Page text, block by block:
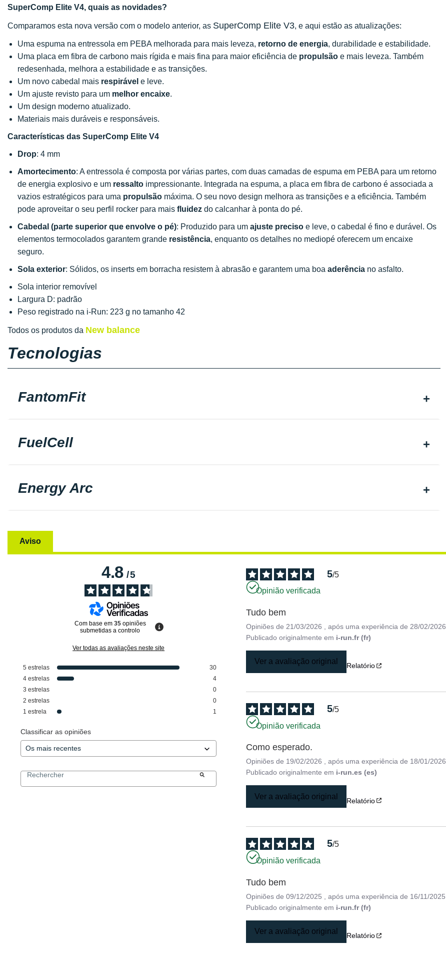
SuperComp Elite V4, quais as novidades?
Comparamos esta nova versão com o modelo anterior, as SuperComp Elite V3, e aqui estão as atualizações:
Uma espuma na entressola em PEBA melhorada para mais leveza, retorno de energia, durabilidade e estabilidade.
Uma placa em fibra de carbono mais rígida e mais fina para maior eficiência de propulsão e mais leveza. Também
redesenhada, melhora a estabilidade e as transições.
Um novo cabedal mais respirável e leve.
Um ajuste revisto para um melhor encaixe.
Um design moderno atualizado.
Materiais mais duráveis e responsáveis.
Características das SuperComp Elite V4
Drop: 4 mm
Amortecimento: A entressola é composta por várias partes, com duas camadas de espuma em PEBA para um retorno
de energia explosivo e um ressalto impressionante. Integrada na espuma, a placa em fibra de carbono é associada a
vazios estratégicos para uma propulsão máxima. O seu novo design melhora as transições e a eficiência. Também
pode aproveitar o seu perfil rocker para mais fluidez do calcanhar à ponta do pé.
Cabedal (parte superior que envolve o pé): Produzido para um ajuste preciso e leve, o cabedal é fino e durável. Os
elementos termocolados garantem grande resistência, enquanto os detalhes no mediopé oferecem um encaixe
seguro.
Sola exterior: Sólidos, os inserts em borracha resistem à abrasão e garantem uma boa aderência no asfalto.
Sola interior removível
Largura D: padrão
Peso registrado na i-Run: 223 g no tamanho 42
Todos os produtos da New balance
Tecnologias
FantomFit
FuelCell
Energy Arc
Aviso
4.8/5
Com base em 35 opiniões
submetidas a controlo
Ver todas as avaliações neste site
5 estrelas
30
4 estrelas
4
3 estrelas
0
2 estrelas
0
1 estrela 1
Classificar as opiniões
5/5
Opinião verificada
Tudo bem
Opiniões de 21/03/2026 , após uma experiência de 28/02/2026
Publicado originalmente em i-run.fr (fr)
Ver a avaliação original Relatório
5/5
Opinião verificada
Como esperado.
Opiniões de 19/02/2026 , após uma experiência de 18/01/2026
Publicado originalmente em i-run.es (es)
Ver a avaliação original Relatório
5/5
Opinião verificada
Tudo bem
Opiniões de09/12/2025 , após uma experiência de 16/11/2025
Publicado originalmente em i-run.fr (fr)
Ver a avaliação original Relatório